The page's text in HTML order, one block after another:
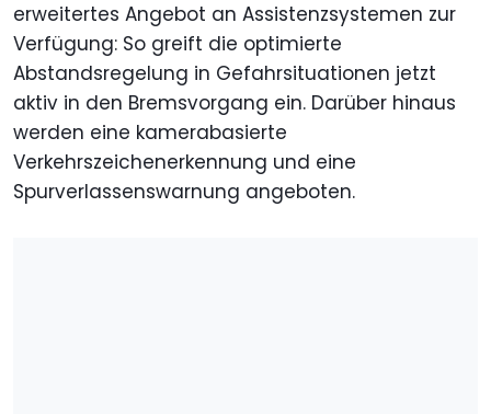
erweitertes Angebot an Assistenzsystemen zur
Verfügung: So greift die optimierte
Abstandsregelung in Gefahrsituationen jetzt
aktiv in den Bremsvorgang ein. Darüber hinaus
werden eine kamerabasierte
Verkehrszeichenerkennung und eine
Spurverlassenswarnung angeboten.